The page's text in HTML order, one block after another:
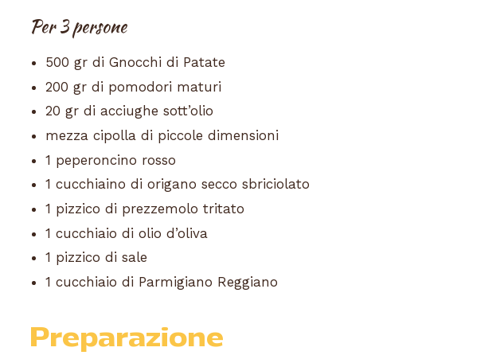
Per 3 persone
500 gr di Gnocchi di Patate
200 gr di pomodori maturi
20 gr di acciughe sott’olio
mezza cipolla di piccole dimensioni
1 peperoncino rosso
1 cucchiaino di origano secco sbriciolato
1 pizzico di prezzemolo tritato
1 cucchiaio di olio d’oliva
1 pizzico di sale
1 cucchiaio di Parmigiano Reggiano
Preparazione